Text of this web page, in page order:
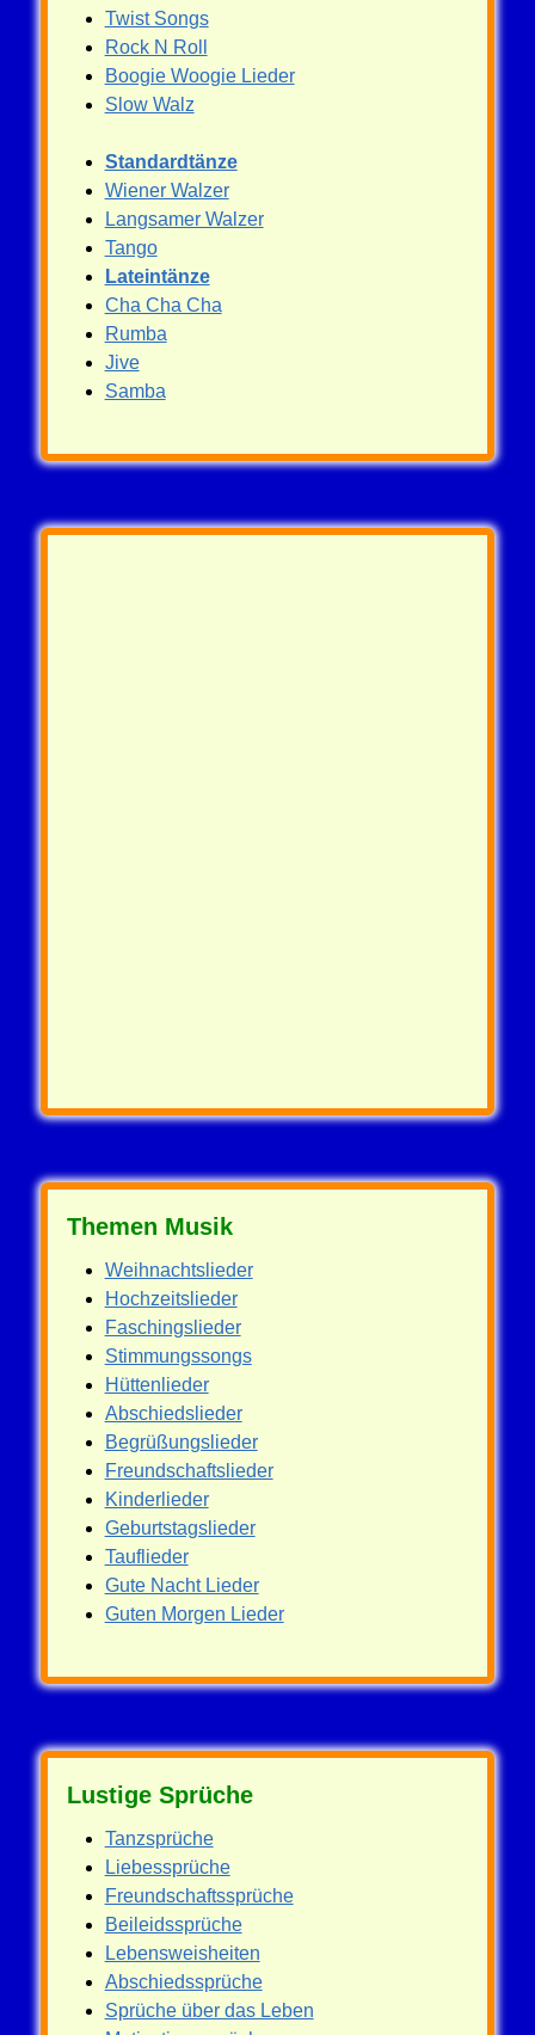
Twist Songs
Rock N Roll
Boogie Woogie Lieder
Slow Walz
Standardtänze
Wiener Walzer
Langsamer Walzer
Tango
Lateintänze
Cha Cha Cha
Rumba
Jive
Samba
Themen Musik
Weihnachtslieder
Hochzeitslieder
Faschingslieder
Stimmungssongs
Hüttenlieder
Abschiedslieder
Begrüßungslieder
Freundschaftslieder
Kinderlieder
Geburtstagslieder
Tauflieder
Gute Nacht Lieder
Guten Morgen Lieder
Lustige Sprüche
Tanzsprüche
Liebessprüche
Freundschaftssprüche
Beileidssprüche
Lebensweisheiten
Abschiedssprüche
Sprüche über das Leben